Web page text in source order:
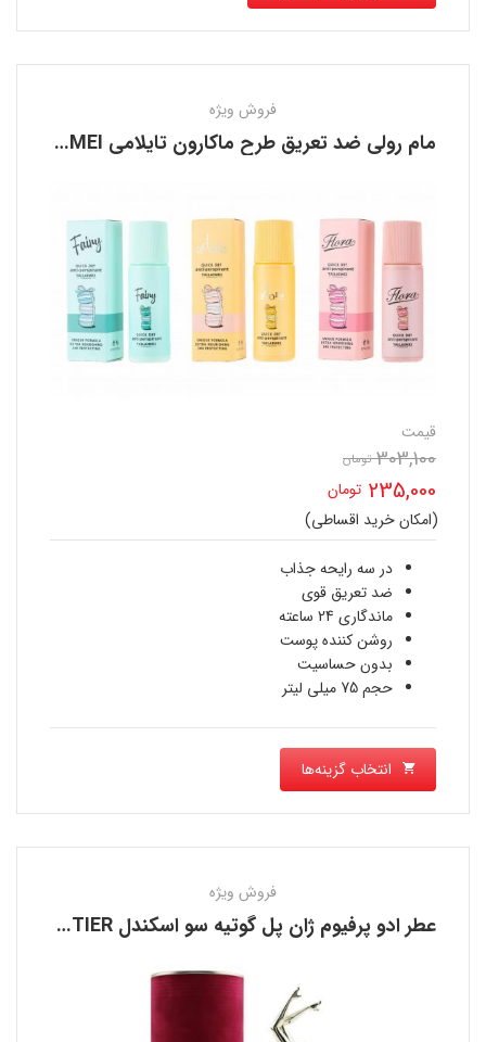
فروش ویژه
مام رولی ضد تعریق طرح ماکارون تایلامی TAILAIMEI
قیمت
303,100 تومان
اصلی
303,100 تومان
بود.
235,000 تومان
قیمت
فعلی
235,000 تومان
است.
(امکان خرید اقساطی)
در سه رایحه جذاب
ضد تعریق قوی
ماندگاری 24 ساعته
روشن کننده پوست
بدون حساسیت
حجم 75 میلی لیتر
انتخاب گزینه‌ها
فروش ویژه
عطر ادو پرفیوم ژان پل گوتیه سو اسکندل JEAN PAUL GAULTIER